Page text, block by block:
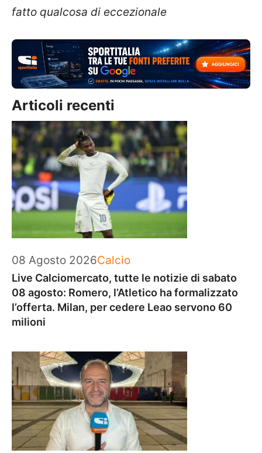
fatto qualcosa di eccezionale
Articoli recenti
08 Agosto 2026Categorie
Calcio
Live Calciomercato, tutte le notizie di sabato
08 agosto: Romero, l’Atletico ha formalizzato
l’offerta. Milan, per cedere Leao servono 60
milioni